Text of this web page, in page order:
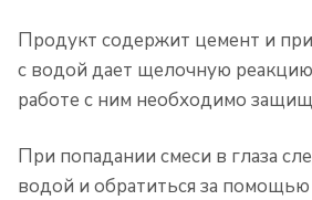
Продукт содержит цемент и
с водой дает щелочную
работе с ним необходимо
При попадании смеси в глаза
водой и обратиться за помощью